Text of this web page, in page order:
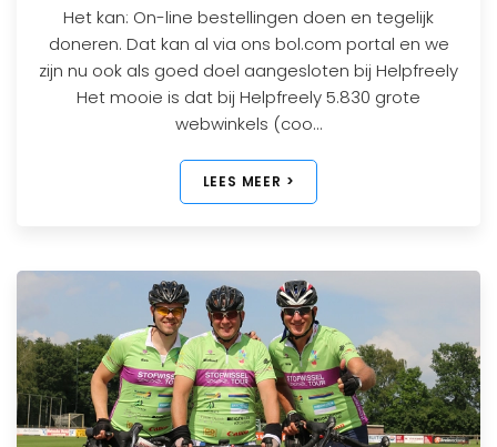
Het kan: On-line bestellingen doen en tegelijk
doneren. Dat kan al via ons bol.com portal en we
zijn nu ook als goed doel aangesloten bij Helpfreely
Het mooie is dat bij Helpfreely 5.830 grote
webwinkels (coo…
LEES MEER >